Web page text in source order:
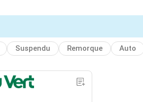
Suspendu Remorque
Auto